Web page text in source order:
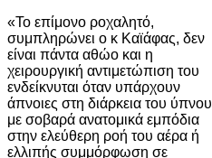
«Το επίμονο ροχαλητό,
συμπληρώνει ο κ Καϊάφας, δεν
είναι πάντα αθώο και η
χειρουργική αντιμετώπιση του
ενδείκνυται όταν υπάρχουν
άπνοιες στη διάρκεια του ύπνου
με σοβαρά ανατομικά εμπόδια
στην ελεύθερη ροή του αέρα ή
ελλιπής συμμόρφωση σε